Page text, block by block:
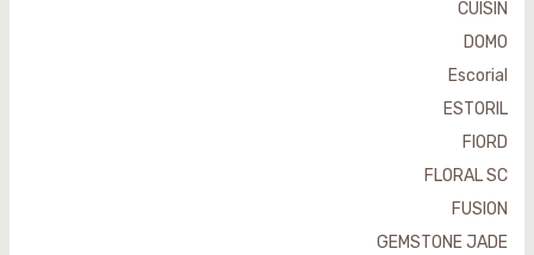
CUISIN
DOMO
Escorial
ESTORIL
FIORD
FLORAL SC
FUSION
GEMSTONE JADE